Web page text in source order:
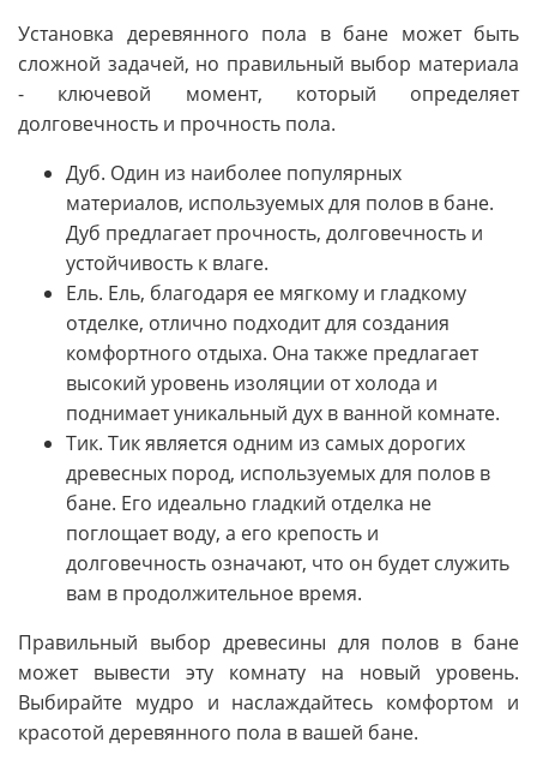
Установка деревянного пола в бане может быть
сложной задачей, но правильный выбор материала
- ключевой момент, который определяет
долговечность и прочность пола.
Дуб. Один из наиболее популярных
материалов, используемых для полов в бане.
Дуб предлагает прочность, долговечность и
устойчивость к влаге.
Ель. Ель, благодаря ее мягкому и гладкому
отделке, отлично подходит для создания
комфортного отдыха. Она также предлагает
высокий уровень изоляции от холода и
поднимает уникальный дух в ванной комнате.
Тик. Тик является одним из самых дорогих
древесных пород, используемых для полов в
бане. Его идеально гладкий отделка не
поглощает воду, а его крепость и
долговечность означают, что он будет служить
вам в продолжительное время.
Правильный выбор древесины для полов в бане
может вывести эту комнату на новый уровень.
Выбирайте мудро и наслаждайтесь комфортом и
красотой деревянного пола в вашей бане.